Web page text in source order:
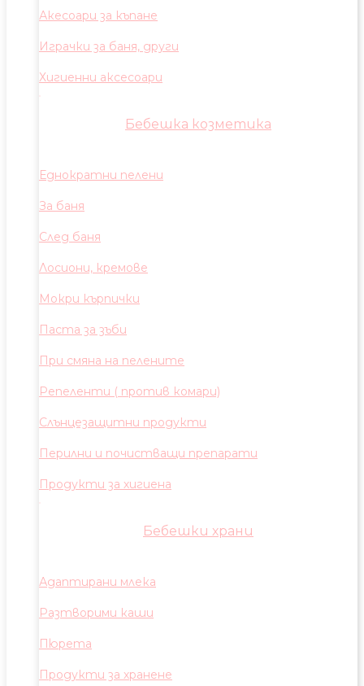
Акесоари за къпане
Играчки за баня, други
Хигиенни аксесоари
Бебешка козметика
Еднократни пелени
За баня
След баня
Лосиони, кремове
Мокри кърпички
Паста за зъби
При смяна на пелените
Репеленти ( против комари)
Слънцезащитни продукти
Перилни и почистващи препарати
Продукти за хигиена
Бебешки храни
Адаптирани млека
Разтворими каши
Пюрета
Продукти за хранене